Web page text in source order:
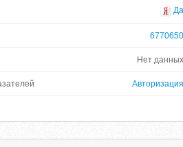
Да
6770650
Нет данных
Авторизация